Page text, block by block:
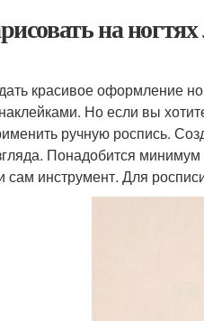
на
красивое оформление
Но если вы
ручную роспись.
Понадобится
сам инструмент. Для